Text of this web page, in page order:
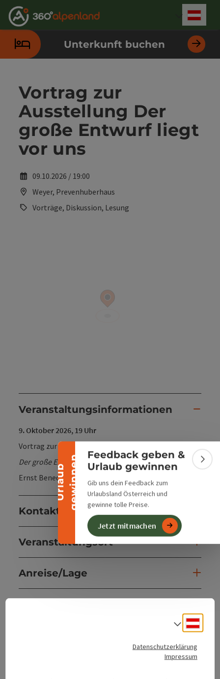
Zum Inhalt
Zur Navigation
Zum Seitenanfang
Zur Kontaktseite
Zur Suche
Zum Impressum
Zu den Hinweisen zur Bedienung der Website
Zur Startseite
U
r
l
a
u
b
g
e
w
i
n
n
en
Banner einklappen
Feedback geben &
Urlaub gewinnen
Gib uns dein Feedback zum
Urlaubsland Österreich und
gewinne tolle Preise.
Jetzt mitmachen
Unterkunft buchen
Vortrag zur
Ausstellung Der
große Entwurf liegt
vor uns
09.10.2026 / 19:00
Weyer, Prevenhuberhaus
Vorträge, Diskussion, Lesung
Veranstaltungsinformationen
9. Oktober 2026, 19 Uhr
Vortrag zur Ausstellung
Der große Entwurf liegt vor uns
Ernst Beneder
Kontakt
Veranstaltungsort
Anreise/Lage
Datenschutzerklärung
Impressum